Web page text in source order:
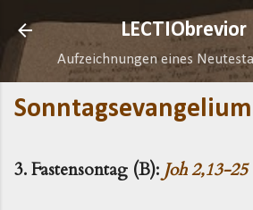
Direkt zum
LECTIObrevior
Aufzeichnungen eines
3. Fastensontag (B): Joh 2,13-25